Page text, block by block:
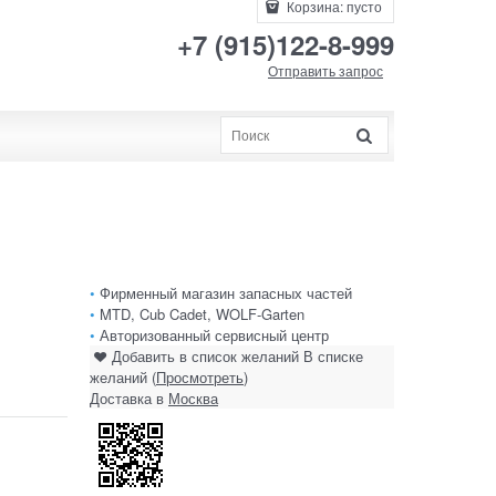
Корзина:пусто
+7 (915)122-8-999
Отправить запрос
• Фирменный магазин запасных частей
• MTD, Cub Cadet, WOLF-Garten
• Авторизованный сервисный центр
Добавить в список желаний В списке
желаний (Просмотреть)
Доставка в Москва